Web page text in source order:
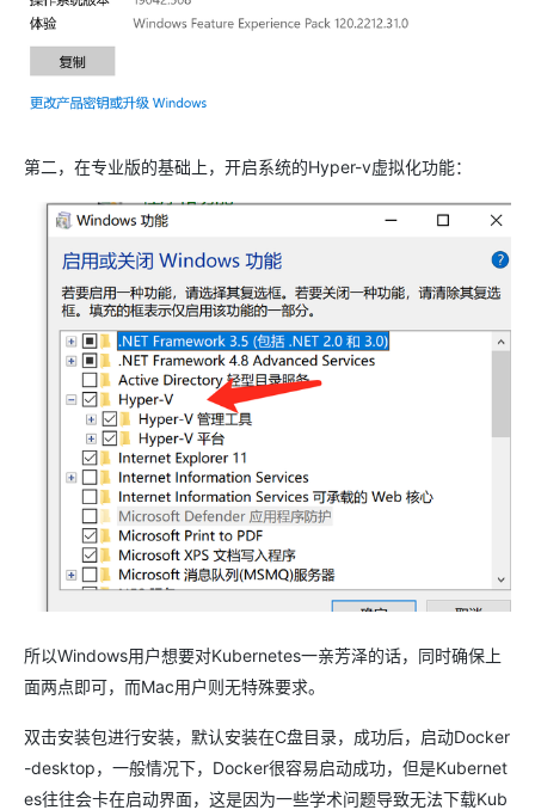
第二，在专业版的基础上，开启系统的Hyper-v虚拟化功能：
所以Windows用户想要对Kubernetes一亲芳泽的话，同时确保上
面两点即可，而Mac用户则无特殊要求。
双击安装包进行安装，默认安装在C盘目录，成功后，启动Docker
-desktop，一般情况下，Docker很容易启动成功，但是Kubernet
es往往会卡在启动界面，这是因为一些学术问题导致无法下载Kub